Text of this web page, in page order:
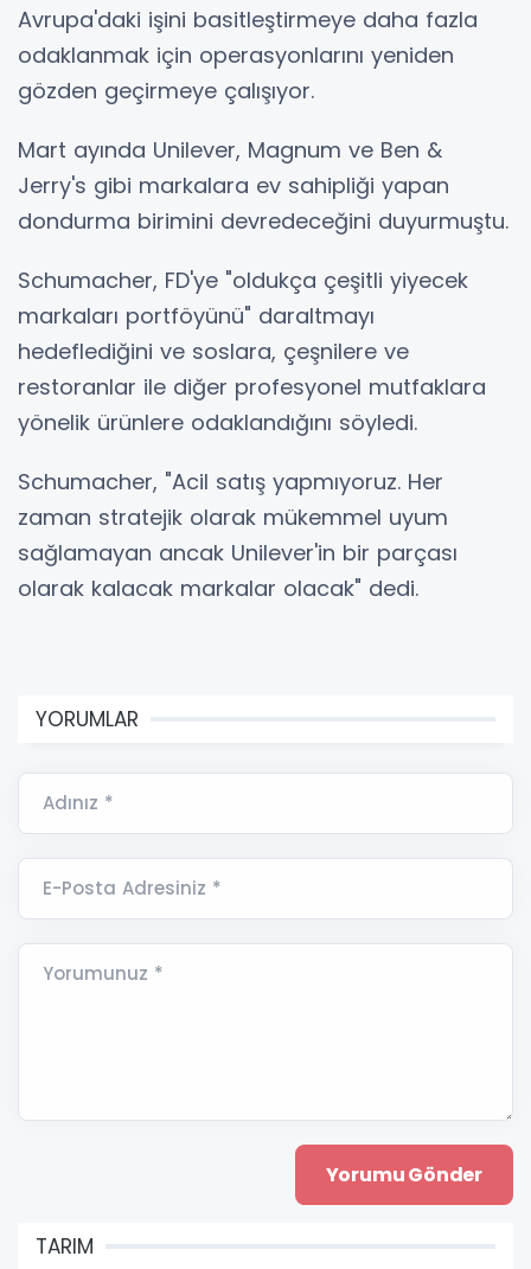
Avrupa'daki işini basitleştirmeye daha fazla
odaklanmak için operasyonlarını yeniden
gözden geçirmeye çalışıyor.
Mart ayında Unilever, Magnum ve Ben &
Jerry's gibi markalara ev sahipliği yapan
dondurma birimini devredeceğini duyurmuştu.
Schumacher, FD'ye "oldukça çeşitli yiyecek
markaları portföyünü" daraltmayı
hedeflediğini ve soslara, çeşnilere ve
restoranlar ile diğer profesyonel mutfaklara
yönelik ürünlere odaklandığını söyledi.
Schumacher, "Acil satış yapmıyoruz. Her
zaman stratejik olarak mükemmel uyum
sağlamayan ancak Unilever'in bir parçası
olarak kalacak markalar olacak" dedi.
YORUMLAR
Adınız *
E-Posta Adresiniz *
Yorumunuz *
TARIM